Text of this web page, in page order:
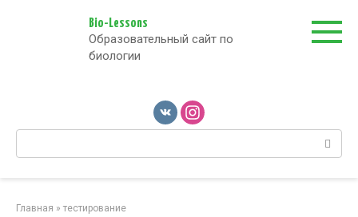
Bio-Lessons
Образовательный сайт по
биологии
Поиск:
Главная » тестирование